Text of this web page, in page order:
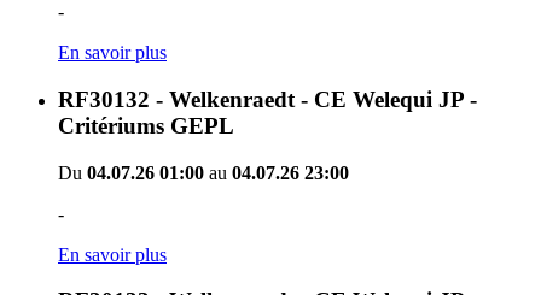
-
En savoir plus
RF30132 - Welkenraedt - CE Welequi JP -
Critériums GEPL
Du 04.07.26 01:00 au 04.07.26 23:00
-
En savoir plus